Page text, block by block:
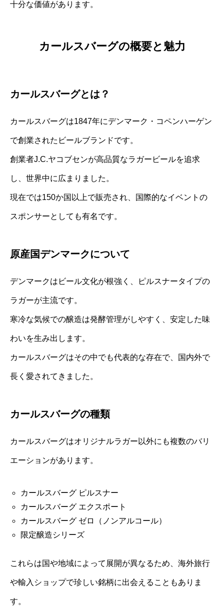
十分な価値があります。
カールスバーグの概要と魅力
カールスバーグとは？
カールスバーグは1847年にデンマーク・コペンハーゲン
で創業されたビールブランドです。
創業者J.C.ヤコブセンが高品質なラガービールを追求
し、世界中に広まりました。
現在では150か国以上で販売され、国際的なイベントの
スポンサーとしても有名です。
原産国デンマークについて
デンマークはビール文化が根強く、ピルスナータイプの
ラガーが主流です。
寒冷な気候での醸造は発酵管理がしやすく、安定した味
わいを生み出します。
カールスバーグはその中でも代表的な存在で、国内外で
長く愛されてきました。
カールスバーグの種類
カールスバーグはオリジナルラガー以外にも複数のバリ
エーションがあります。
カールスバーグ ピルスナー
カールスバーグ エクスポート
カールスバーグ ゼロ（ノンアルコール）
限定醸造シリーズ
これらは国や地域によって展開が異なるため、海外旅行
や輸入ショップで珍しい銘柄に出会えることもありま
す。